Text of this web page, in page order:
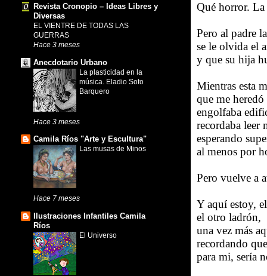
Qué horror.
Pero al padre
se le olvida el
y que su hija
Mientras esta
que me
engolfaba
recordaba leer
esperando
al menos por
Pero vuelve a
Y aquí estoy,
el otro ladrón,
una vez más
recordando
para mi, sería
Revista Cronopio – Ideas Libres y
Diversas
EL VIENTRE DE TODAS LAS
GUERRAS
Hace 3 meses
Anecdotario Urbano
La plasticidad en la
música. Eladio Soto
Barquero
Hace 3 meses
Camila Ríos "Arte y Escultura"
Las musas de Minos
Hace 7 meses
Ilustraciones Infantiles Camila
Ríos
El Universo